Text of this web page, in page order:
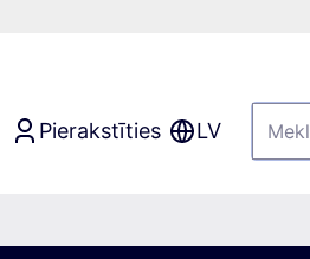
Pierakstīties LV